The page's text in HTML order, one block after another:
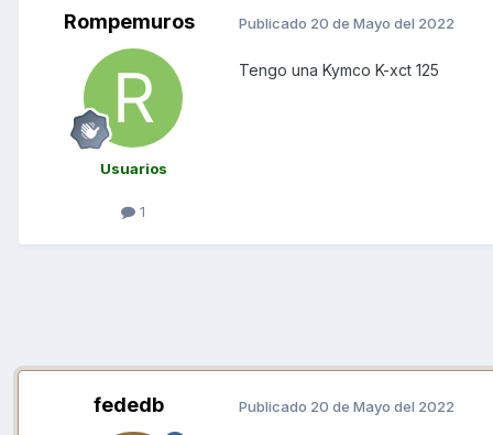
Rompemuros
Usuarios
1
Publicado 20 de Mayo del 2022
Tengo una Kymco K-xct 125
fededb Publicado 20 de Mayo del 2022